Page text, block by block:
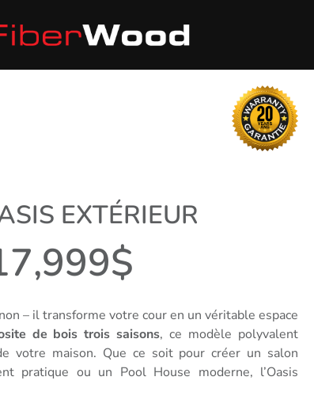
EXTÉRIEUR
– il transforme votre cour en un véritable espace
de bois trois saisons, ce modèle polyvalent
votre maison. Que ce soit pour créer un salon
pratique ou un Pool House moderne, l’Oasis